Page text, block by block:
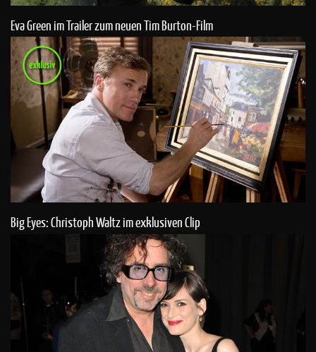
Eva Green im Trailer zum neuen Tim Burton-Film
Big Eyes: Christoph Waltz im exklusiven Clip